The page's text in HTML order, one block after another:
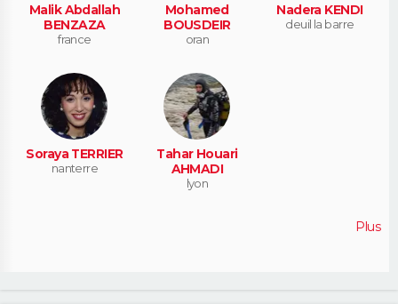
Malik Abdallah
BENZAZA
france
Mohamed
BOUSDEIR
oran
Nadera KENDI
deuil la barre
Soraya TERRIER
nanterre
Tahar Houari
AHMADI
lyon
Plus